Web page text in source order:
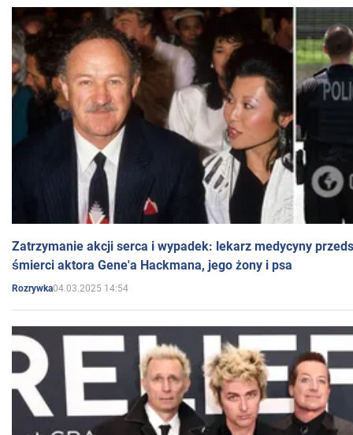
Zatrzymanie akcji serca i wypadek: lekarz medycyny
śmierci aktora Gene'a Hackmana, jego żony i psa
Rozrywka04.03.2025 14:54